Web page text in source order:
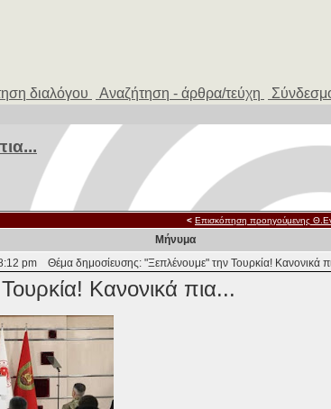
διαλόγου Αναζήτηση - άρθρα/τεύχη
< Επισκόπηση προηγούμενης
Μήνυμα
pm Θέμα δημοσίευσης: "Ξεπλένουμε" την Τουρκία! Κανονικά
Κανονικά πια...